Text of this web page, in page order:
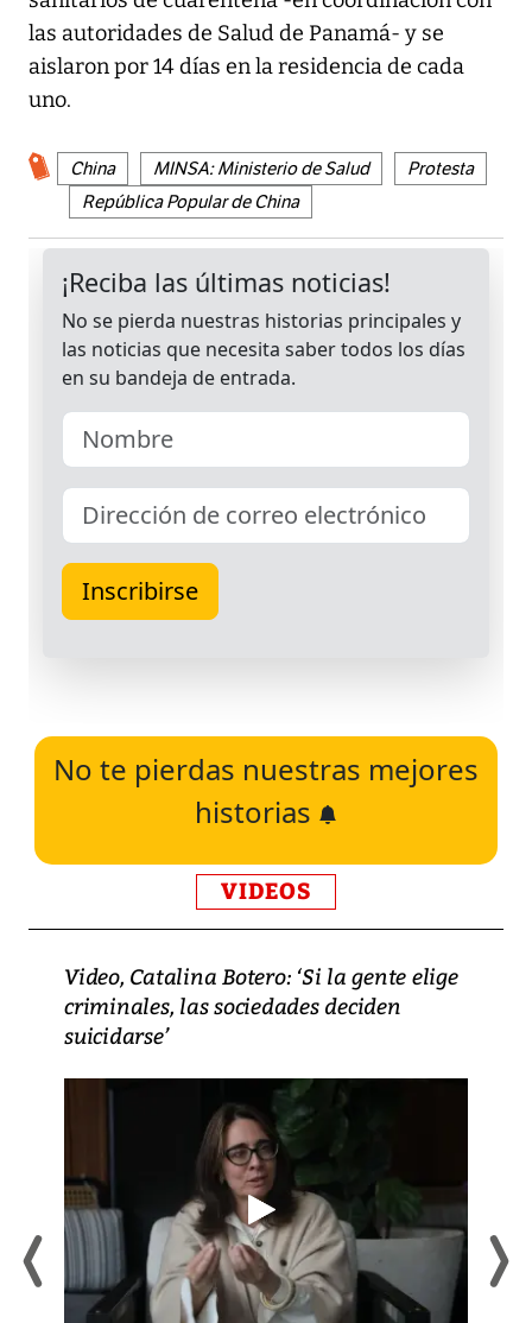
las autoridades de Salud de Panamá- y se
aislaron por 14 días en la residencia de cada
uno.
China MINSA: Ministerio de Salud
Protesta
República Popular de China
No te pierdas nuestras mejores
historias
VIDEOS
Video, Catalina Botero: ‘Si la gente elige
criminales, las sociedades deciden
suicidarse’